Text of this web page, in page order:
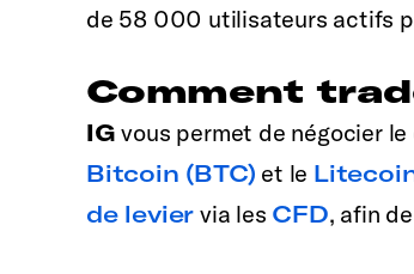
de 58 000 utilisateurs actifs
Comment
IG vous permet de négocier le
Bitcoin (BTC) et le
de levier via les CFD, afin